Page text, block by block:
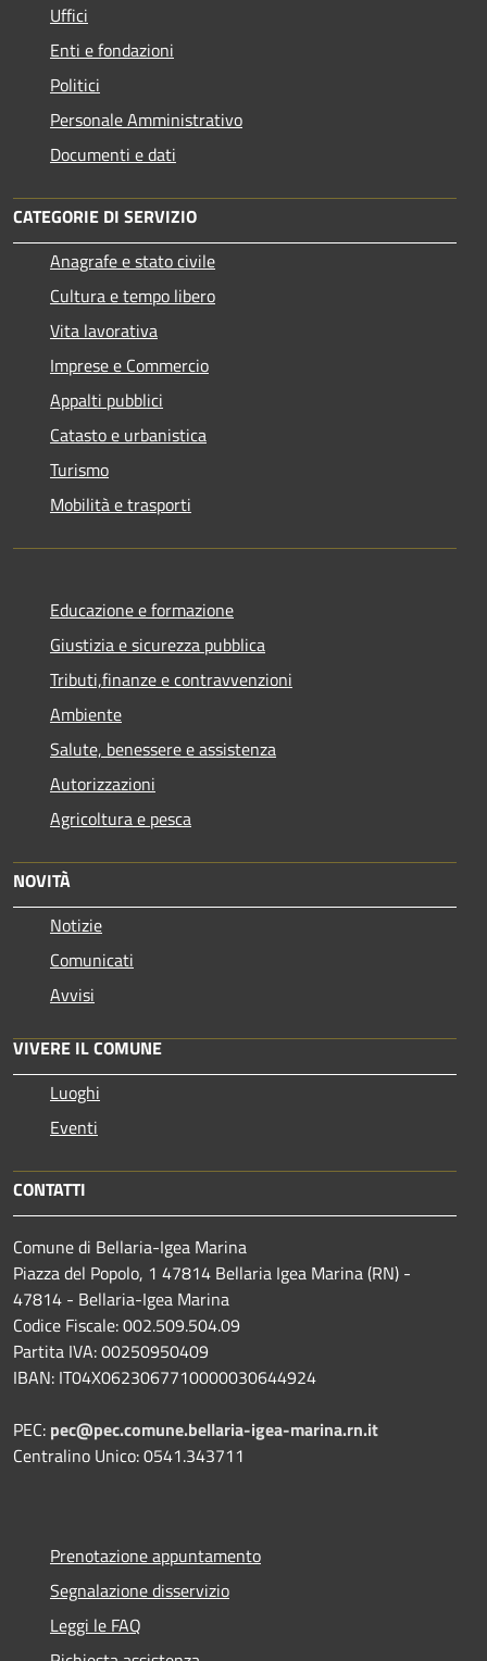
Uffici
Enti e fondazioni
Politici
Personale Amministrativo
Documenti e dati
CATEGORIE DI SERVIZIO
Anagrafe e stato civile
Cultura e tempo libero
Vita lavorativa
Imprese e Commercio
Appalti pubblici
Catasto e urbanistica
Turismo
Mobilità e trasporti
Educazione e formazione
Giustizia e sicurezza pubblica
Tributi,finanze e contravvenzioni
Ambiente
Salute, benessere e assistenza
Autorizzazioni
Agricoltura e pesca
NOVITÀ
Notizie
Comunicati
Avvisi
VIVERE IL COMUNE
Luoghi
Eventi
CONTATTI
Comune di Bellaria-Igea Marina
Piazza del Popolo, 1 47814 Bellaria Igea Marina (RN) -
47814 - Bellaria-Igea Marina
Codice Fiscale: 002.509.504.09
Partita IVA: 00250950409
IBAN: IT04X0623067710000030644924
PEC: pec@pec.comune.bellaria-igea-marina.rn.it
Centralino Unico: 0541.343711
Prenotazione appuntamento
Segnalazione disservizio
Leggi le FAQ